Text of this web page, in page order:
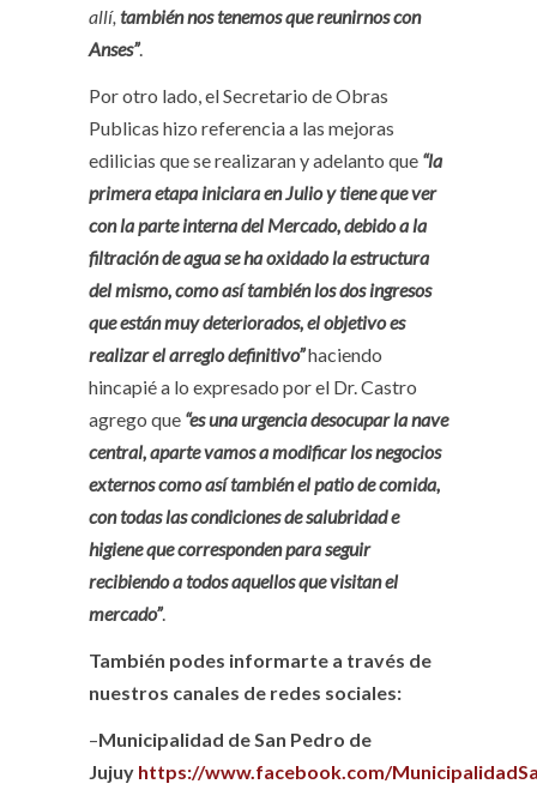
allí, también nos tenemos que reunirnos con
Anses”.
Por otro lado, el Secretario de Obras
Publicas hizo referencia a las mejoras
edilicias que se realizaran y adelanto que “la
primera etapa iniciara en Julio y tiene que ver
con la parte interna del Mercado, debido a la
filtración de agua se ha oxidado la estructura
del mismo, como así también los dos ingresos
que están muy deteriorados, el objetivo es
realizar el arreglo definitivo”haciendo
hincapié a lo expresado por el Dr. Castro
agrego que “es una urgencia desocupar la nave
central, aparte vamos a modificar los negocios
externos como así también el patio de comida,
con todas las condiciones de salubridad e
higiene que corresponden para seguir
recibiendo a todos aquellos que visitan el
mercado”.
También podes informarte a través de
nuestros canales de redes sociales:
–Municipalidad de San Pedro de
Jujuy https://www.facebook.com/